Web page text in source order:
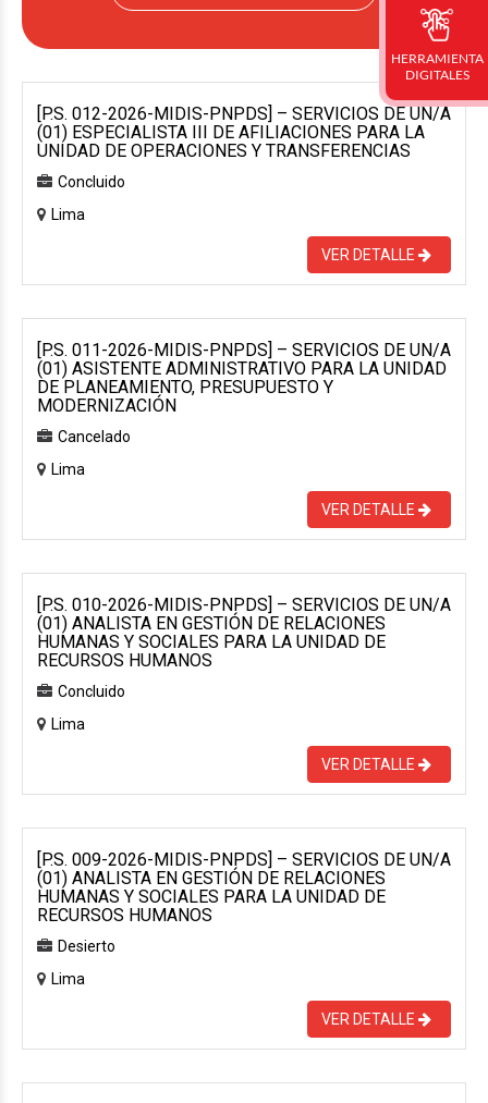
[P.S. 012-2026-MIDIS-PNPDS] – SERVICIOS DE UN/A
(01) ESPECIALISTA III DE AFILIACIONES PARA LA
UNIDAD DE OPERACIONES Y TRANSFERENCIAS
Concluido
Lima
VER DETALLE
[P.S. 011-2026-MIDIS-PNPDS] – SERVICIOS DE UN/A
(01) ASISTENTE ADMINISTRATIVO PARA LA UNIDAD
DE PLANEAMIENTO, PRESUPUESTO Y
MODERNIZACIÓN
Cancelado
Lima
VER DETALLE
[P.S. 010-2026-MIDIS-PNPDS] – SERVICIOS DE UN/A
(01) ANALISTA EN GESTIÓN DE RELACIONES
HUMANAS Y SOCIALES PARA LA UNIDAD DE
RECURSOS HUMANOS
Concluido
Lima
VER DETALLE
[P.S. 009-2026-MIDIS-PNPDS] – SERVICIOS DE UN/A
(01) ANALISTA EN GESTIÓN DE RELACIONES
HUMANAS Y SOCIALES PARA LA UNIDAD DE
RECURSOS HUMANOS
Desierto
Lima
VER DETALLE
HERRAMIENTA
DIGITALES